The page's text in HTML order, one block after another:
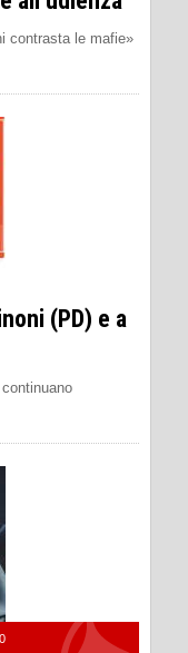
contrasta le mafie»
(PD) e a
continuano